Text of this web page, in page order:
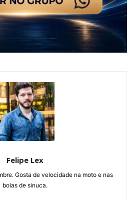
Felipe Lex
Gosta de velocidade na moto e nas
bolas de sinuca.